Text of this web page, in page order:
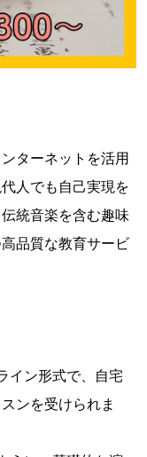
ターネットを活用
人でも自己実現を
統音楽を含む趣味
品質な教育サービ
イン形式で、自宅
ンを受けられま